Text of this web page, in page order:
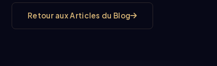
Retour aux Articles du Blog